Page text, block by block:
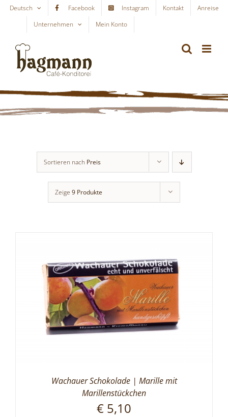
Skip
content
Deutsch Facebook Instagram Kontakt
Anreise
Unternehmen
Mein Konto
Sortieren nach Preis
Zeige 9 Produkte
Wachauer Schokolade | Marille mit
Marillenstückchen
€ 5,10